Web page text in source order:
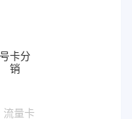
号卡分
销
流量卡